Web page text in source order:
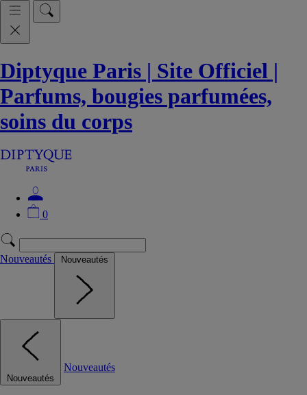
Diptyque Paris | Site Officiel |
Parfums, bougies parfumées,
soins du corps
0
Nouveautés Nouveautés
Nouveautés
Nouveautés